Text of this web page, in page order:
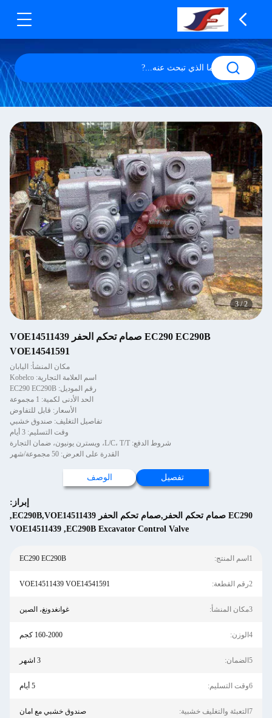
2
/
3
EC290 EC290B صمام تحكم الحفر VOE14511439
VOE14541591
مكان المنشأ: اليابان
اسم العلامة التجارية: Kobelco
رقم الموديل: EC290 EC290B
الحد الأدنى لكمية: 1 مجموعة
الأسعار: قابل للتفاوض
تفاصيل التغليف: صندوق خشبي
وقت التسليم: 3 أيام
شروط الدفع: L/C، T/T، ويسترن يونيون، ضمان التجارة
القدرة على العرض: 50 مجموعة/شهر
تفصيل الوصف
إبراز:
EC290 صمام تحكم الحفر,صمام تحكم الحفر EC290B,VOE14511439
,
EC290B Excavator Control Valve
,
VOE14511439
EC290 EC290B
VOE14511439 VOE14541591
غوانغدونغ، الصين
160-2000 كجم
صندوق خشبي مع امان